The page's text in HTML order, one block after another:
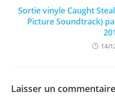
Sortie vinyle Caught
Picture Soundtrack)
14/
Laisser un commentaire